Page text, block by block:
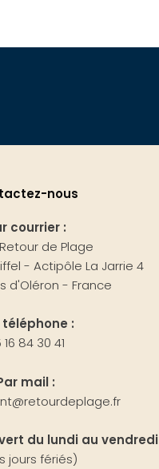
nous
courrier :
de Plage
- Actipôle La Jarrie 4
d'Oléron - France
téléphone :
16 84 30 41
mail :
du lundi au vendredi
jours fériés)